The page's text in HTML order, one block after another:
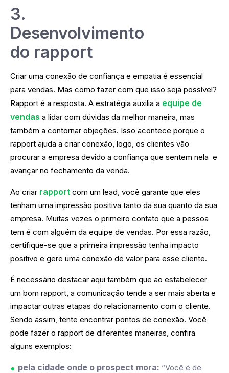
3.
Desenvolvimento
do rapport
Criar uma conexão de confiança e empatia é essencial
para vendas. Mas como fazer com que isso seja possível?
Rapport é a resposta. A estratégia auxilia a equipe de
vendas a lidar com dúvidas da melhor maneira, mas
também a contornar objeções. Isso acontece porque o
rapport ajuda a criar conexão, logo, os clientes vão
procurar a empresa devido a confiança que sentem nela e
avançar no fechamento da venda.
Ao criar rapport com um lead, você garante que eles
tenham uma impressão positiva tanto da sua quanto da sua
empresa. Muitas vezes o primeiro contato que a pessoa
tem é com alguém da equipe de vendas. Por essa razão,
certifique-se que a primeira impressão tenha impacto
positivo e gere uma conexão de valor para esse cliente.
É necessário destacar aqui também que ao estabelecer
um bom rapport, a comunicação tende a ser mais aberta e
impactar outras etapas do relacionamento com o cliente.
Sendo assim, tente encontrar pontos de conexão. Você
pode fazer o rapport de diferentes maneiras, confira
alguns exemplos:
pela cidade onde o prospect mora: “Você é de